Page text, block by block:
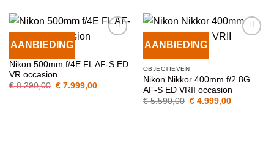
AANBIEDINGVOEG TOE
WENSENLIJST
Nikon 500mm f/4E FL AF-S ED
VR occasion
€8.290,00 Oorspronkelijke
€7.999,00Huidige
AANBIEDINGVOEG TOE
OBJECTIEVEN
Nikon Nikkor 400mm f/2.8G
AF-S ED VRII occasion
€5.590,00 Oorspronkelijke
€4.999,00Huidige